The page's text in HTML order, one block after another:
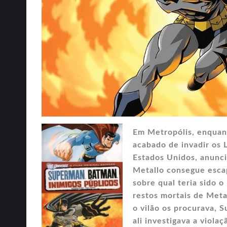
Em Metropólis,
acabado de invadir os
Estados Unidos,
Metallo consegue
sobre qual teria sido
restos mortais de
o vilão os procurava,
ali investigava a